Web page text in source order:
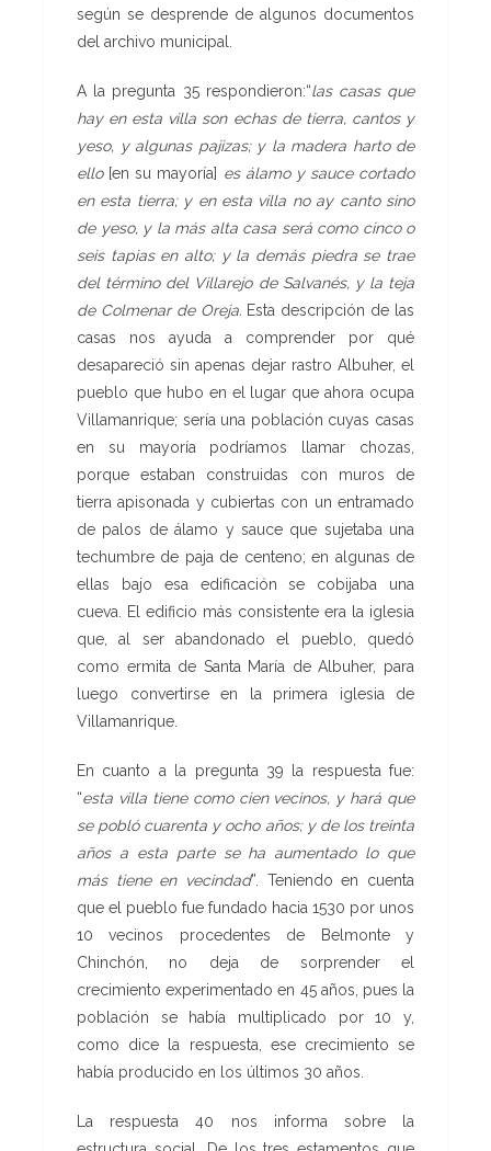
según se desprende de algunos documentos
del archivo municipal.
A la pregunta 35 respondieron:“las casas que
hay en esta villa son echas de tierra, cantos y
yeso, y algunas pajizas; y la madera harto de
ello [en su mayoría] es álamo y sauce cortado
en esta tierra; y en esta villa no ay canto sino
de yeso, y la más alta casa será como cinco o
seis tapias en alto; y la demás piedra se trae
del término del Villarejo de Salvanés, y la teja
de Colmenar de Oreja. Esta descripción de las
casas nos ayuda a comprender por qué
desapareció sin apenas dejar rastro Albuher, el
pueblo que hubo en el lugar que ahora ocupa
Villamanrique; sería una población cuyas casas
en su mayoría podríamos llamar chozas,
porque estaban construidas con muros de
tierra apisonada y cubiertas con un entramado
de palos de álamo y sauce que sujetaba una
techumbre de paja de centeno; en algunas de
ellas bajo esa edificación se cobijaba una
cueva. El edificio más consistente era la iglesia
que, al ser abandonado el pueblo, quedó
como ermita de Santa María de Albuher, para
luego convertirse en la primera iglesia de
Villamanrique.
En cuanto a la pregunta 39 la respuesta fue:
“esta villa tiene como cien vecinos, y hará que
se pobló cuarenta y ocho años; y de los treinta
años a esta parte se ha aumentado lo que
más tiene en vecindad”. Teniendo en cuenta
que el pueblo fue fundado hacia 1530 por unos
10 vecinos procedentes de Belmonte y
Chinchón, no deja de sorprender el
crecimiento experimentado en 45 años, pues la
población se había multiplicado por 10 y,
como dice la respuesta, ese crecimiento se
había producido en los últimos 30 años.
La respuesta 40 nos informa sobre la